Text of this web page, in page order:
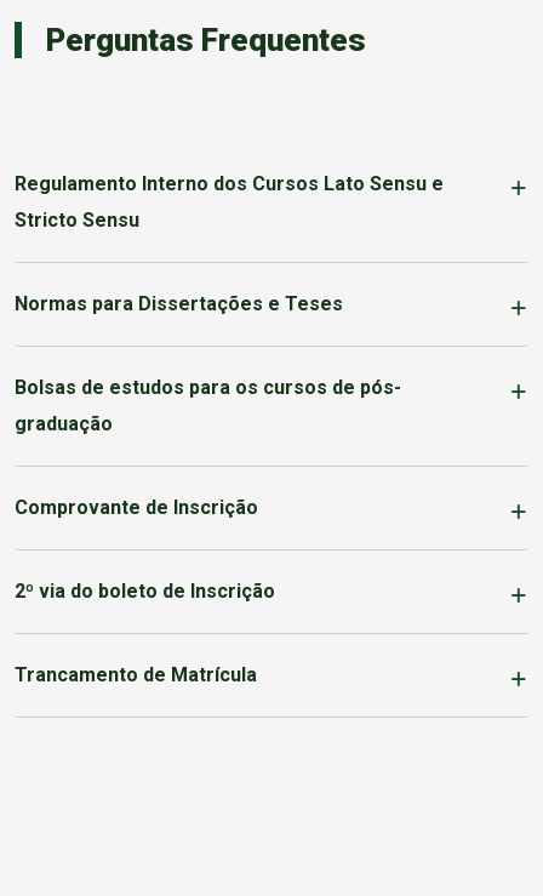
Perguntas Frequentes
Regulamento Interno dos Cursos Lato Sensu e
Stricto Sensu
Normas para Dissertações e Teses
Bolsas de estudos para os cursos de pós-
graduação
Comprovante de Inscrição
2º via do boleto de Inscrição
Trancamento de Matrícula